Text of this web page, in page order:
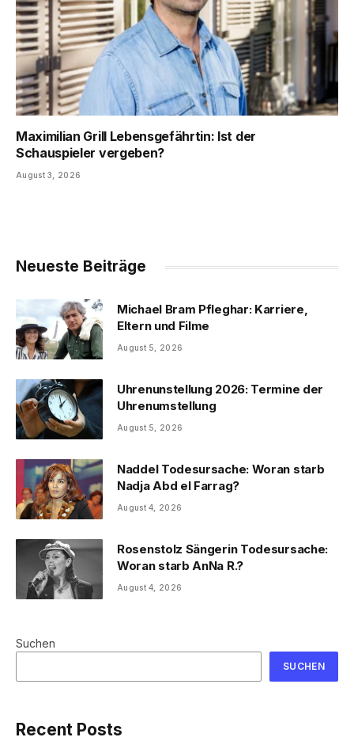
Maximilian Grill Lebensgefährtin: Ist der
Schauspieler vergeben?
August 3, 2026
Neueste Beiträge
Michael Bram Pfleghar: Karriere,
Eltern und Filme
August 5, 2026
Uhrenunstellung 2026: Termine der
Uhrenumstellung
August 5, 2026
Naddel Todesursache: Woran starb
Nadja Abd el Farrag?
August 4, 2026
Rosenstolz Sängerin Todesursache:
Woran starb AnNa R.?
August 4, 2026
Suchen
SUCHEN
Recent Posts